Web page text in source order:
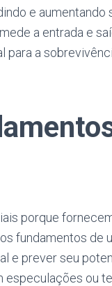
e aumentando
mede a entrada e
para a
porque
os fundamentos
e prever seu
ou